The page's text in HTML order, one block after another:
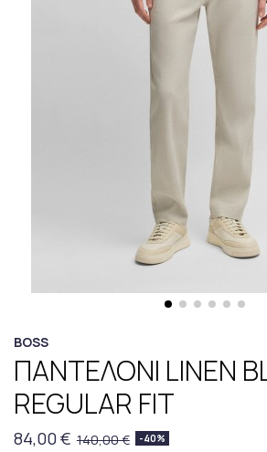
BOSS
ΠΑΝΤΕΛΟΝΙ LINEN
REGULAR FIT
84,00 € 140,00 € -40%